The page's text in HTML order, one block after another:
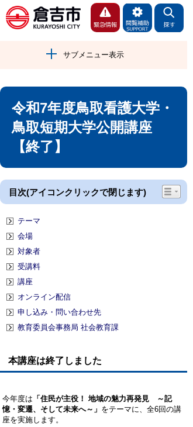
サブメニュー表示
令和7年度鳥取看護大学・
鳥取短期大学公開講座
【終了】
目次(アイコンクリックで閉じます)
テーマ
会場
対象者
受講料
講座
オンライン配信
申し込み・問い合わせ先
教育委員会事務局 社会教育課
本講座は終了しました
今年度は 「住民が主役！ 地域の魅力再発見 ～記
憶・変遷、そして未来へ～」 をテーマに、全6回の講
座を実施します。